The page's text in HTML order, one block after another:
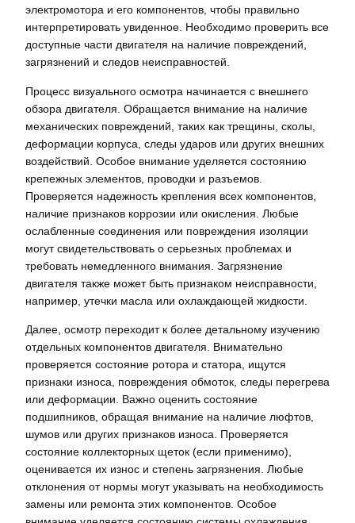
электромотора и его компонентов, чтобы правильно
интерпретировать увиденное. Необходимо проверить все
доступные части двигателя на наличие повреждений,
загрязнений и следов неисправностей.
Процесс визуального осмотра начинается с внешнего
обзора двигателя. Обращается внимание на наличие
механических повреждений, таких как трещины, сколы,
деформации корпуса, следы ударов или других внешних
воздействий. Особое внимание уделяется состоянию
крепежных элементов, проводки и разъемов.
Проверяется надежность крепления всех компонентов,
наличие признаков коррозии или окисления. Любые
ослабленные соединения или повреждения изоляции
могут свидетельствовать о серьезных проблемах и
требовать немедленного внимания. Загрязнение
двигателя также может быть признаком неисправности,
например, утечки масла или охлаждающей жидкости.
Далее, осмотр переходит к более детальному изучению
отдельных компонентов двигателя. Внимательно
проверяется состояние ротора и статора, ищутся
признаки износа, повреждения обмоток, следы перегрева
или деформации. Важно оценить состояние
подшипников, обращая внимание на наличие люфтов,
шумов или других признаков износа. Проверяется
состояние коллекторных щеток (если применимо),
оценивается их износ и степень загрязнения. Любые
отклонения от нормы могут указывать на необходимость
замены или ремонта этих компонентов. Особое